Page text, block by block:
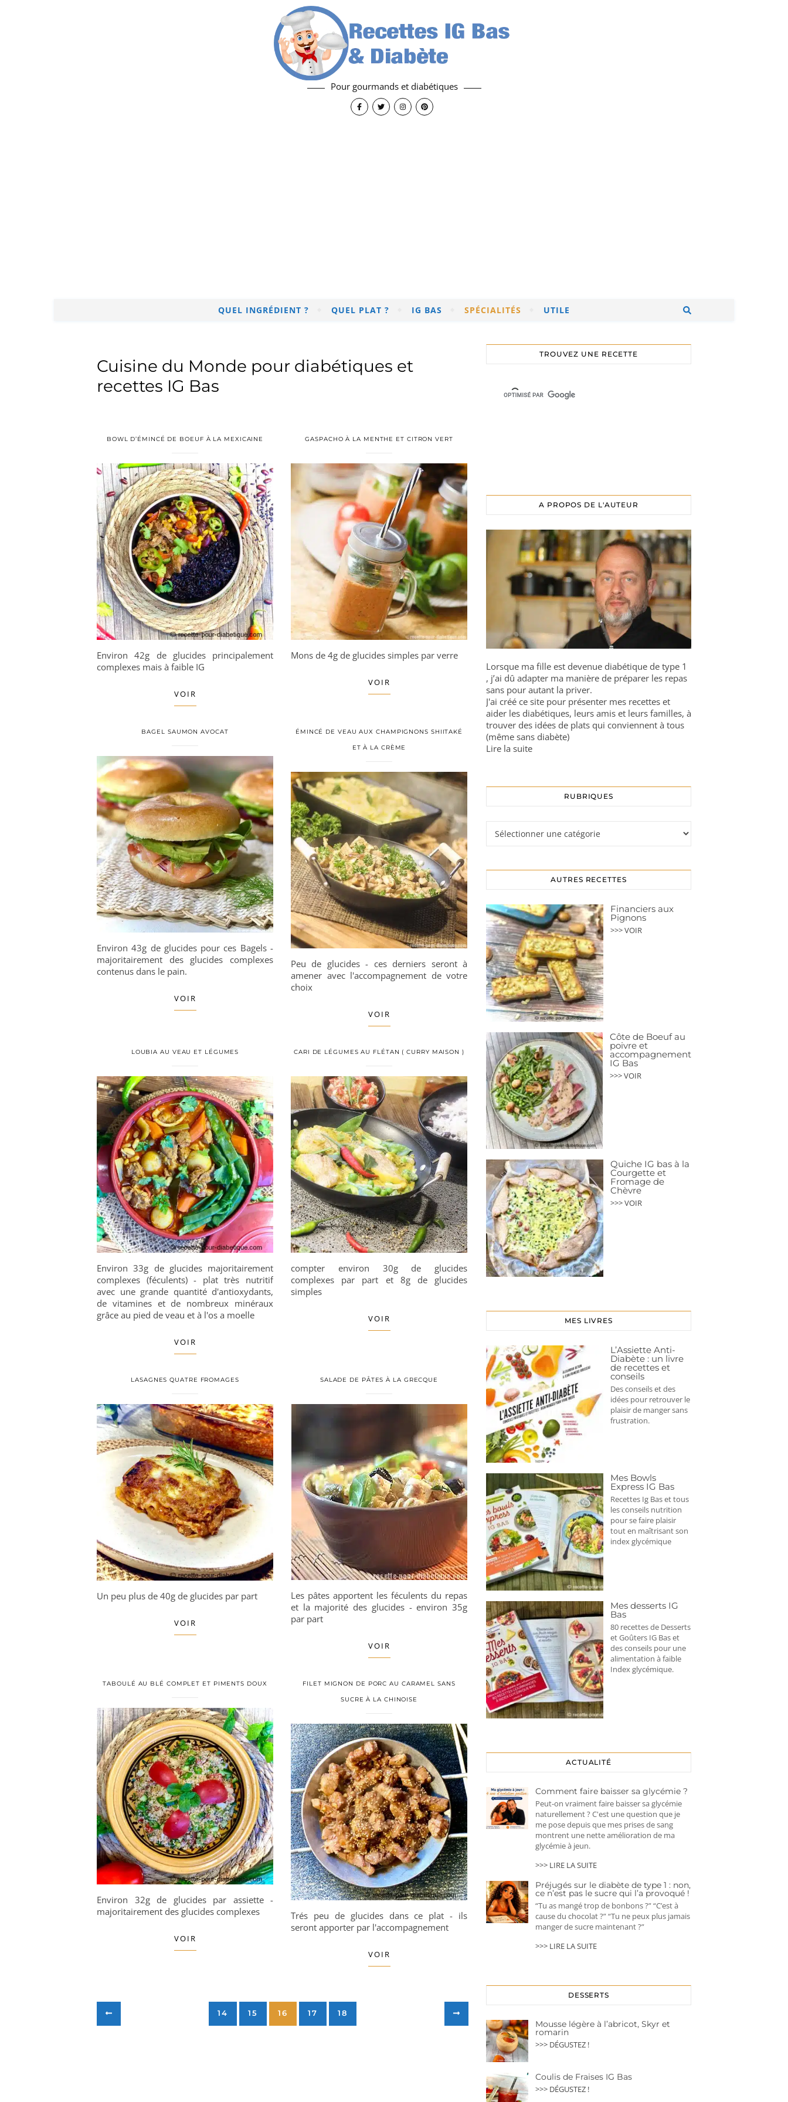
Pour gourmands et diabétiques
QUEL INGRÉDIENT ? QUEL PLAT ? IG BAS SPÉCIALITÉS UTILE
Cuisine du Monde pour diabétiques et
recettes IG Bas
BOWL D’ÉMINCÉ DE BOEUF À LA MEXICAINE
Environ 42g de glucides principalement
complexes mais à faible IG
VOIR
GASPACHO À LA MENTHE ET CITRON VERT
Mons de 4g de glucides simples par verre
VOIR
BAGEL SAUMON AVOCAT
Environ 43g de glucides pour ces Bagels -
majoritairement des glucides complexes
contenus dans le pain.
VOIR
ÉMINCÉ DE VEAU AUX CHAMPIGNONS SHIITAKÉ
ET À LA CRÈME
Peu de glucides - ces derniers seront à
amener avec l'accompagnement de votre
choix
VOIR
LOUBIA AU VEAU ET LÉGUMES
Environ 33g de glucides majoritairement
complexes (féculents) - plat très nutritif
avec une grande quantité d'antioxydants,
de vitamines et de nombreux minéraux
grâce au pied de veau et à l'os a moelle
VOIR
CARI DE LÉGUMES AU FLÉTAN ( CURRY MAISON )
compter environ 30g de glucides
complexes par part et 8g de glucides
simples
VOIR
LASAGNES QUATRE FROMAGES
Un peu plus de 40g de glucides par part
VOIR
SALADE DE PÂTES À LA GRECQUE
Les pâtes apportent les féculents du repas
et la majorité des glucides - environ 35g
par part
VOIR
TABOULÉ AU BLÉ COMPLET ET PIMENTS DOUX
Environ 32g de glucides par assiette -
majoritairement des glucides complexes
VOIR
FILET MIGNON DE PORC AU CARAMEL SANS
SUCRE À LA CHINOISE
Trés peu de glucides dans ce plat - ils
seront apporter par l'accompagnement
VOIR
14 15 16 17 18
TROUVEZ UNE RECETTE
A PROPOS DE L'AUTEUR
Lorsque ma fille est devenue diabétique de type 1
, j’ai dû adapter ma manière de préparer les repas
sans pour autant la priver.
J'ai créé ce site pour présenter mes recettes et
aider les diabétiques, leurs amis et leurs familles, à
trouver des idées de plats qui conviennent à tous
(même sans diabète)
Lire la suite
RUBRIQUES
AUTRES RECETTES
Financiers aux
Pignons
>>> VOIR
Côte de Boeuf au
poivre et
accompagnement
IG Bas
>>> VOIR
Quiche IG bas à la
Courgette et
Fromage de
Chèvre
>>> VOIR
MES LIVRES
L’Assiette Anti-
Diabète : un livre
de recettes et
conseils
Des conseils et des
idées pour retrouver le
plaisir de manger sans
frustration.
Mes Bowls
Express IG Bas
Recettes Ig Bas et tous
les conseils nutrition
pour se faire plaisir
tout en maîtrisant son
index glycémique
Mes desserts IG
Bas
80 recettes de Desserts
et Goûters IG Bas et
des conseils pour une
alimentation à faible
Index glycémique.
ACTUALITÉ
Comment faire baisser sa glycémie ?
Peut-on vraiment faire baisser sa glycémie
naturellement ? C'est une question que je
me pose depuis que mes prises de sang
montrent une nette amélioration de ma
glycémie à jeun.
>>> LIRE LA SUITE
Préjugés sur le diabète de type 1 : non,
ce n’est pas le sucre qui l’a provoqué !
“Tu as mangé trop de bonbons ?” “C’est à
cause du chocolat ?” “Tu ne peux plus jamais
manger de sucre maintenant ?”
>>> LIRE LA SUITE
DESSERTS
Mousse légère à l’abricot, Skyr et
romarin
>>> DÉGUSTEZ !
Coulis de Fraises IG Bas
>>> DÉGUSTEZ !